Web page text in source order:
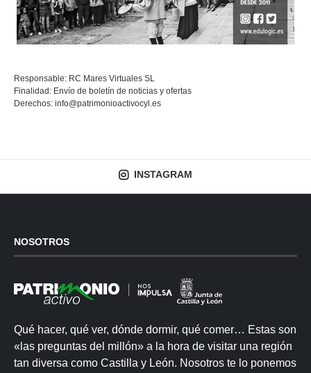
Responsable: RC Mares Virtuales SL
Finalidad: Envío de boletín de noticias y ofertas
Derechos: info@patrimonioactivocyl.es
INSTAGRAM
NOSOTROS
Qué hacer, qué ver, dónde dormir, qué comer… Estas son
«las preguntas del millón» a la hora de visitar una región
tan diversa como Castilla y León. Nosotros te lo ponemos